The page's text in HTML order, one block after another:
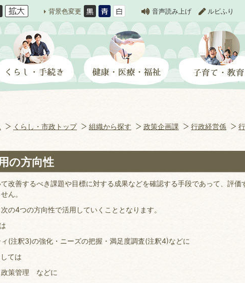
背景色変更 音声読み上げ ルビふり
くらし・市政トップ 組織から探す 政策企画課 行政経営係
の方向性
改善するべき課題や目標に対する成果などを確認する手段であって、評価
ん。
の4つの方向性で活用していくこととなります。
釈3)の強化・ニーズの把握・満足度調査(注釈4)などに
ては
策管理 などに